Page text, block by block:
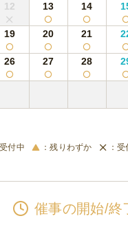
12 13 14
19 20 21
26 27 28
受付中 残りわずか 受
催事の開始/終